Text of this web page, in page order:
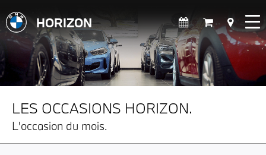
HORIZON
LES OCCASIONS HORIZON.
L'occasion du mois.